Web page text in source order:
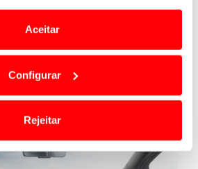
a promover produtos e/ou serviços.
destas tecnologias
as suas preferências e limitando
durante a navegação no
e anúncios, para lhe proporcionar
Aceitar
Configurar
Rejeitar